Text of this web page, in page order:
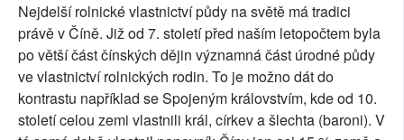
Nejdelší rolnické vlastnictví půdy na světě má tradici
právě v Číně. Již od 7. století před naším letopočtem byla
po větší část čínských dějin významná část úrodné půdy
ve vlastnictví rolnických rodin. To je možno dát do
kontrastu například se Spojeným královstvím, kde od 10.
století celou zemi vlastnili král, církev a šlechta (baroni). V